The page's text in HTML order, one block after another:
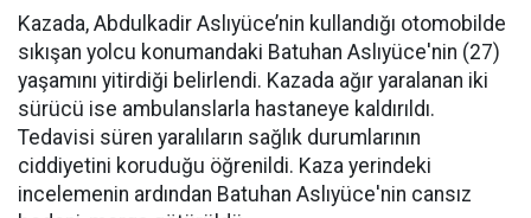
Kazada, Abdulkadir Aslıyüce’nin kullandığı otomobilde
sıkışan yolcu konumandaki Batuhan Aslıyüce'nin (27)
yaşamını yitirdiği belirlendi. Kazada ağır yaralanan iki
sürücü ise ambulanslarla hastaneye kaldırıldı.
Tedavisi süren yaralıların sağlık durumlarının
ciddiyetini koruduğu öğrenildi. Kaza yerindeki
incelemenin ardından Batuhan Aslıyüce'nin cansız